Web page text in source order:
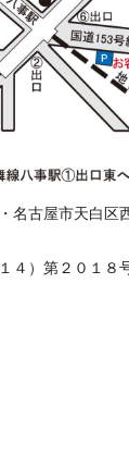
名古屋市天白区
４）第２０１